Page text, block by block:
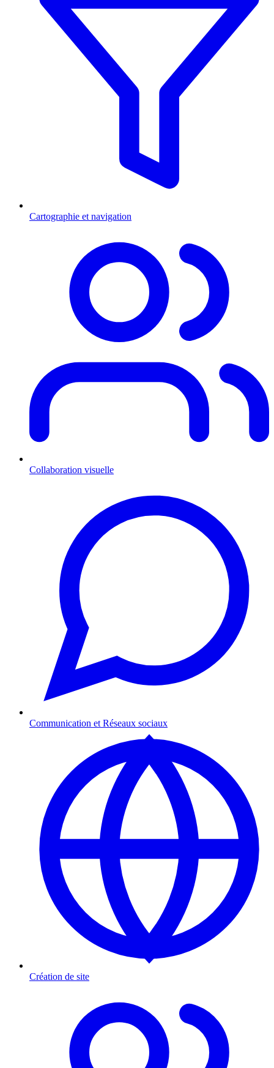
Cartographie et navigation
Collaboration visuelle
Communication et Réseaux sociaux
Création de site